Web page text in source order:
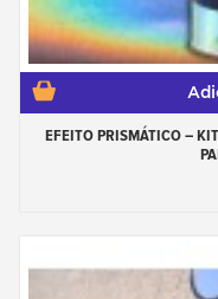
EFEITO PRISMÁTICO –